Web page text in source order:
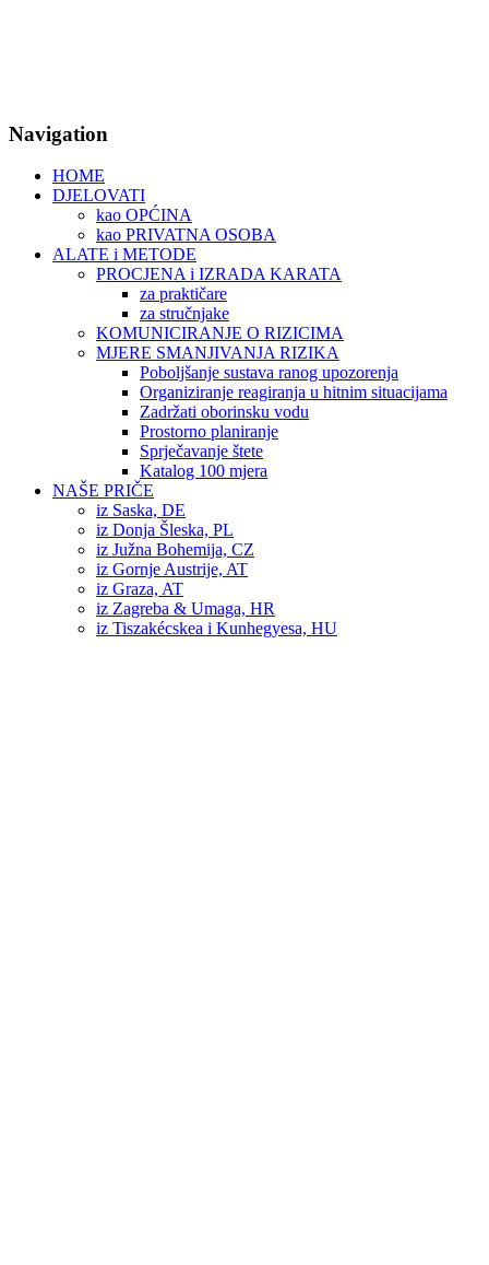
Navigation
HOME
DJELOVATI
kao OPĆINA
kao PRIVATNA OSOBA
ALATE i METODE
PROCJENA i IZRADA KARATA
za praktičare
za stručnjake
KOMUNICIRANJE O RIZICIMA
MJERE SMANJIVANJA RIZIKA
Poboljšanje sustava ranog upozorenja
Organiziranje reagiranja u hitnim situacijama
Zadržati oborinsku vodu
Prostorno planiranje
Sprječavanje štete
Katalog 100 mjera
NAŠE PRIČE
iz Saska, DE
iz Donja Šleska, PL
iz Južna Bohemija, CZ
iz Gornje Austrije, AT
iz Graza, AT
iz Zagreba & Umaga, HR
iz Tiszakécskea i Kunhegyesa, HU